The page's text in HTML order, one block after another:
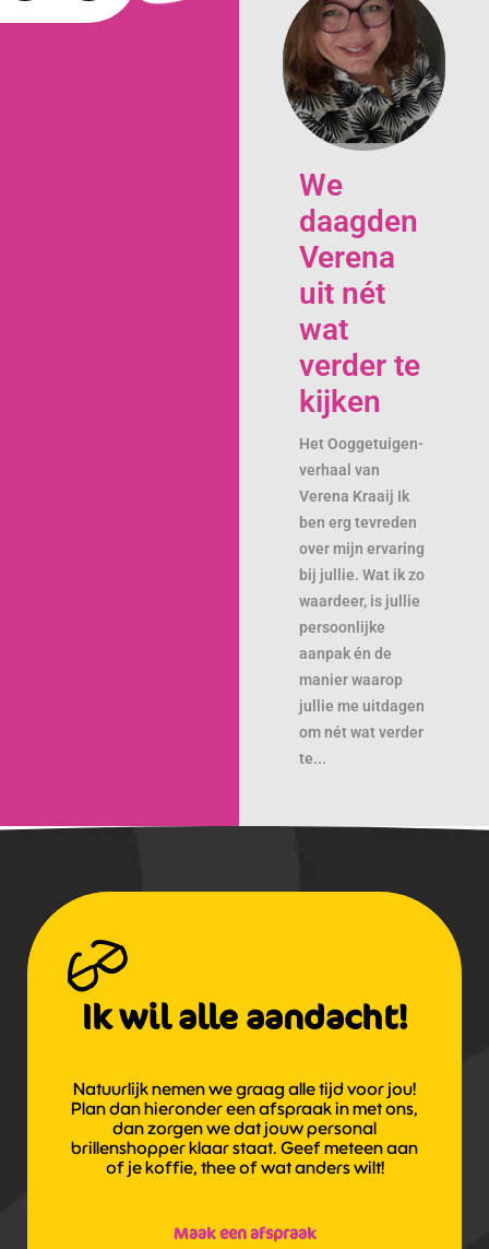
We
daagden
Verena
uit nét
wat
verder te
kijken
Het Ooggetuigen-
verhaal van
Verena Kraaij Ik
ben erg tevreden
over mijn ervaring
bij jullie. Wat ik zo
waardeer, is jullie
persoonlijke
aanpak én de
manier waarop
jullie me uitdagen
om nét wat verder
te...
Ik wil alle aandacht!
Natuurlijk nemen we graag alle tijd voor jou!
Plan dan hieronder een afspraak in met ons,
dan zorgen we dat jouw personal
brillenshopper klaar staat. Geef meteen aan
of je koffie, thee of wat anders wilt!
Maak een afspraak